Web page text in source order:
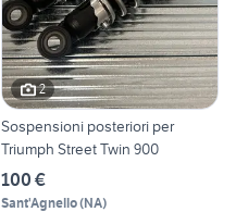
2
Sospensioni posteriori per
Triumph Street Twin 900
100 €
Sant'Agnello(NA)